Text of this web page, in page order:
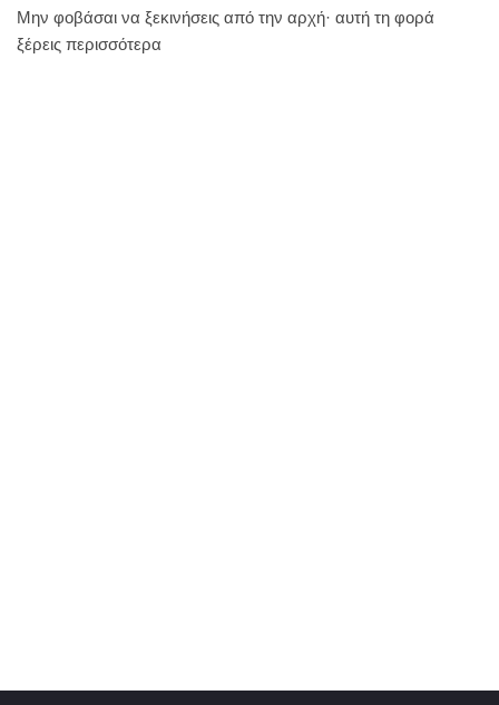
Μην φοβάσαι να ξεκινήσεις από την αρχή· αυτή τη φορά
ξέρεις περισσότερα